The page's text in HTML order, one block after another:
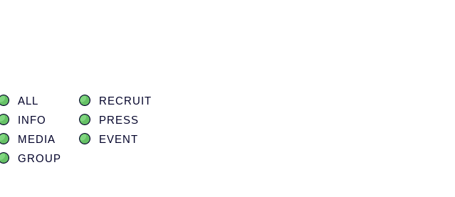
ALL
RECRUIT
INFO
PRESS
MEDIA
EVENT
GROUP